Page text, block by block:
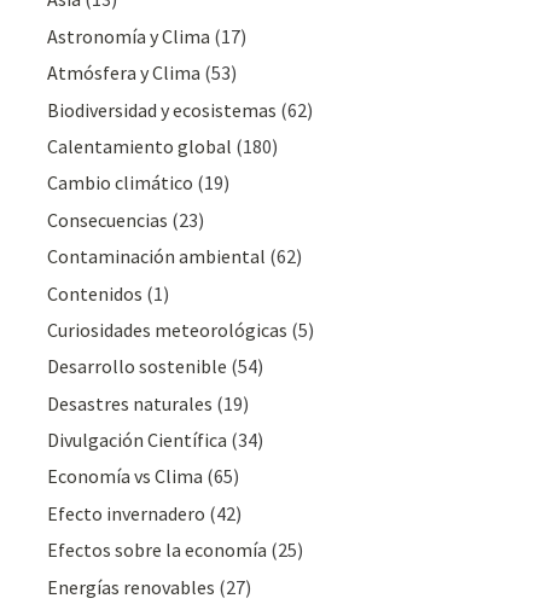
Astronomía y Clima (17)
Atmósfera y Clima (53)
Biodiversidad y ecosistemas (62)
Calentamiento global (180)
Cambio climático (19)
Consecuencias (23)
Contaminación ambiental (62)
Contenidos (1)
Curiosidades meteorológicas (5)
Desarrollo sostenible (54)
Desastres naturales (19)
Divulgación Cientí­fica (34)
Economía vs Clima (65)
Efecto invernadero (42)
Efectos sobre la economía (25)
Energías renovables (27)